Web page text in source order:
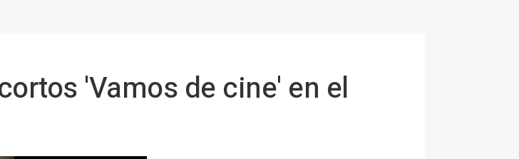
'Vamos de cine' en el